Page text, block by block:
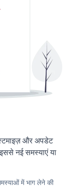
और अपडेट
नई समस्याएं या
में भाग लेने की